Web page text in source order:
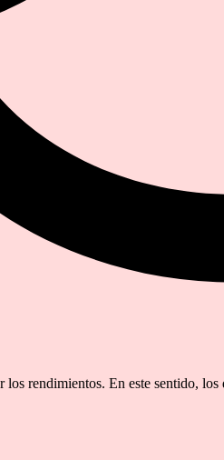
rendimientos. En este sentido,